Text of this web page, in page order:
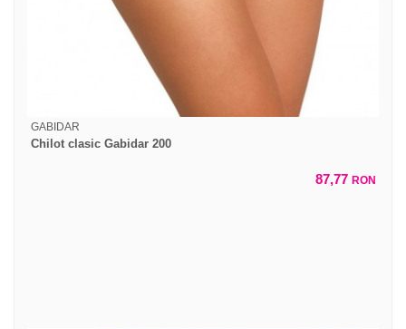
GABIDAR
Chilot clasic Gabidar 200
87,77 RON